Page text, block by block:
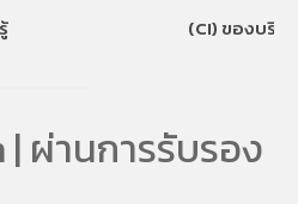
(CI) ของบริษัท
ผ่านการรับรอง